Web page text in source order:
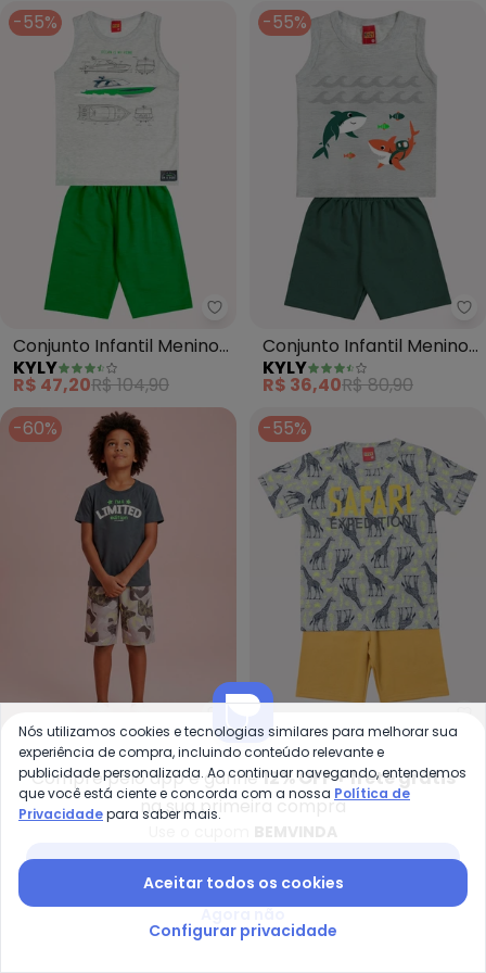
-55%
Kyly - Conjunto Infantil Menino
Conjunto Infantil Menino
Estampa (Cinza)
KYLY
R$ 47,20R$ 104,90
-55%
Conjunto Infantil Menino
Estampa (Cinza)
KYLY
R$ 36,40R$ 80,90
-60%
Fakini Kids - Conjunto
Conjunto Camiseta e
Bermuda (Cinza)
FAKINI KIDS
R$ 43,96R$ 109,90
-55%
Conjunto Infantil Menino
Safari (Cinza)
KYLY
R$ 49,90R$ 110,90
Compre pelo app e ganhe12% OFF + frete grátis
na sua primeira compra
Nós utilizamos cookies e tecnologias similares para melhorar sua
experiência de compra, incluindo conteúdo relevante e
publicidade personalizada. Ao continuar navegando, entendemos
que você está ciente e concorda com a nossa Política de
Privacidadepara saber mais.
Aceitar todos os cookies
Configurar privacidade